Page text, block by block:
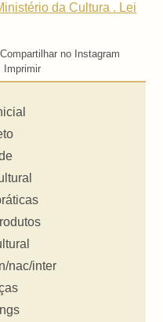
da Cultura . Lei
Compartilhar no Instagram
Imprimir
nac/inter